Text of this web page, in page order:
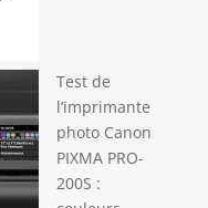
Test de
l’imprimante
photo Canon
PIXMA PRO-
200S :